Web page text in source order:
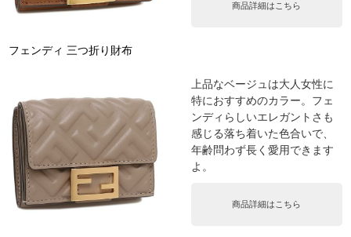
フェンディ 三つ折り財布
商品詳細はこちら
上品なベージュは大人女性に
特におすすめのカラー。フェ
ンディらしいエレガントさも
感じる落ち着いた色合いで、
年齢問わず長く愛用できます
よ。
商品詳細はこちら